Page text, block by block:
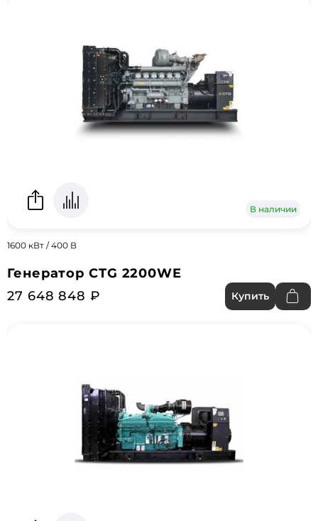
В наличии
1600 кВт / 400 В
Генератор CTG 2200WE
27 648 848 ₽
Купить